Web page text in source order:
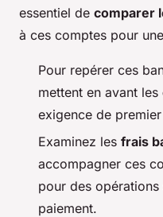
essentiel de comparer
à ces comptes pour
Pour repérer ces
mettent en avant les
exigence de
Examinez les frais
accompagner ces
pour des
paiement.